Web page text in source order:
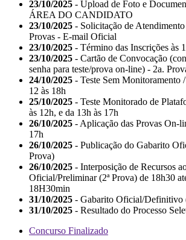
23/10/2025 - Upload de Foto e
ÁREA DO CANDIDATO
23/10/2025 - Solicitação de
Provas - E-mail Oficial
23/10/2025 - Término das Inscrições às
23/10/2025 - Cartão de Convocação
senha para teste/prova on-line) - 2a.
24/10/2025 - Teste Sem Monitoramento
12 às 18h
25/10/2025 - Teste Monitorado de
às 12h, e da 13h às 17h
26/10/2025 - Aplicação das Provas On-
17h
26/10/2025 - Publicação do Gabarito
Prova)
26/10/2025 - Interposição de Recursos
Oficial/Preliminar (2ª Prova) de 18h30
18H30min
31/10/2025 - Gabarito Oficial/Definitivo
31/10/2025 - Resultado do Processo
Concurso Finalizado